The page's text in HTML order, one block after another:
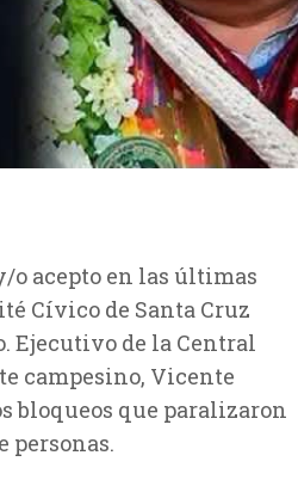
o acepto en las últimas
Cívico de Santa Cruz
Ejecutivo de la Central
campesino, Vicente
bloqueos que paralizaron
personas.